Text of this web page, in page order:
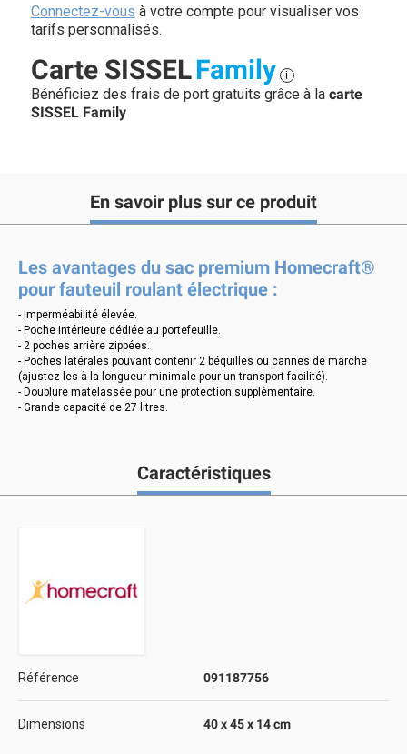
Connectez-vous à votre compte pour visualiser vos
tarifs personnalisés.
Carte SISSELFamily i
Bénéficiez des frais de port gratuits grâce à la carte
SISSEL Family
En savoir plus sur ce produit
Les avantages du sac premium Homecraft®
pour fauteuil roulant électrique :
- Imperméabilité élevée.
- Poche intérieure dédiée au portefeuille.
- 2 poches arrière zippées.
- Poches latérales pouvant contenir 2 béquilles ou cannes de marche
(ajustez-les à la longueur minimale pour un transport facilité).
- Doublure matelassée pour une protection supplémentaire.
- Grande capacité de 27 litres.
Caractéristiques
Référence 091187756
Dimensions 40 x 45 x 14 cm